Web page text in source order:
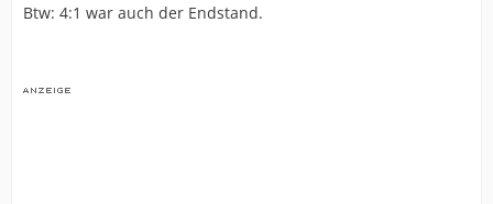
Btw: 4:1 war auch der Endstand.